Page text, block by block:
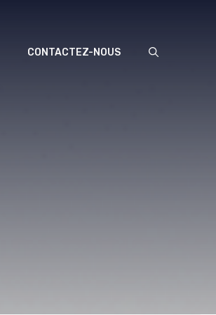
CONTACTEZ-NOUS